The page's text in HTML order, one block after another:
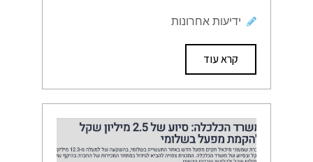
ידיעות אחרונות
קרא עוד